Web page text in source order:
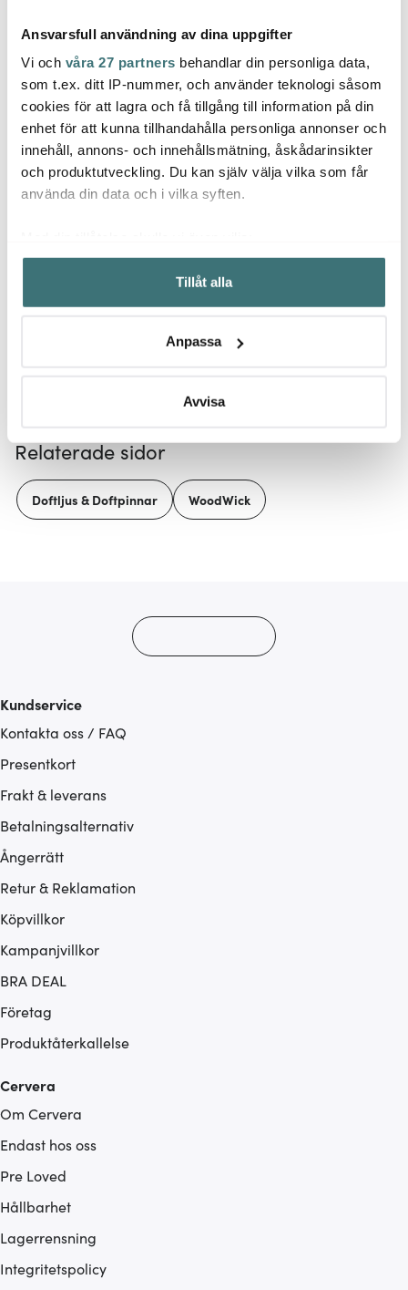
Ansvarsfull användning av dina uppgifter
Vi och våra 27 partners behandlar din personliga data,
som t.ex. ditt IP-nummer, och använder teknologi såsom
cookies för att lagra och få tillgång till information på din
enhet för att kunna tillhandahålla personliga annonser och
innehåll, annons- och innehållsmätning, åskådarinsikter
och produktutveckling. Du kan själv välja vilka som får
använda din data och i vilka syften.
Samla in information om din geografiska plats som
kan ha en noggrannhet på upp till flera meter
Identifiera din enhet genom att aktivt skanna den för
Ta reda på mer om hur dina personliga uppgifter
Du kan ändra eller dra tillbaka ditt samtycke när som
Vi använder cookies för att innehållet och annonserna
ska anpassas efter det som vi tror att du tycker om. Det
gör också att vi kan analysera vår trafik och göra
Tillåt alla
Anpassa
Avvisa
Skultuna
Skyddsängel Grande
Dame 20,5 cm mässing
1400 kr
Pluto
Mumin Magnet 3-pack
Moomin love
74 kr
Låt dig inspireras av våra kunder
Relaterade sidor
Doftljus & Doftpinnar WoodWick
Kundservice
Kontakta oss / FAQ
Presentkort
Frakt & leverans
Betalningsalternativ
Ångerrätt
Retur & Reklamation
Köpvillkor
Kampanjvillkor
BRA DEAL
Företag
Produktåterkallelse
Cervera
Om Cervera
Endast hos oss
Pre Loved
Hållbarhet
Lagerrensning
Integritetspolicy